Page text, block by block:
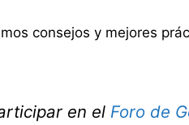
consejos y mejores
en el Foro de